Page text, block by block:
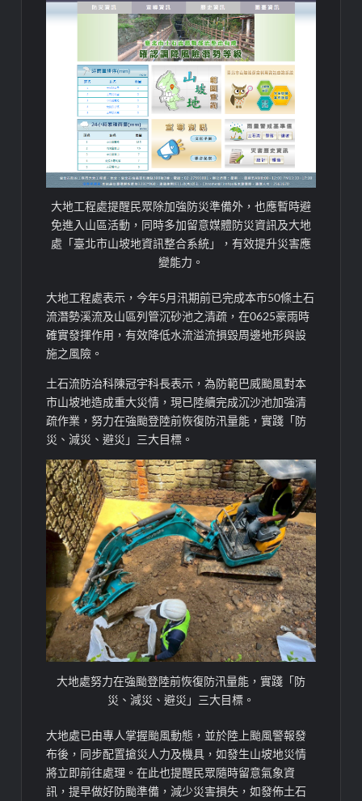
大地工程處提醒民眾除加強防災準備外，也應暫時避
免進入山區活動，同時多加留意媒體防災資訊及大地
處「臺北市山坡地資訊整合系統」，有效提升災害應
變能力。
大地工程處表示，今年5月汛期前已完成本市50條土石
流潛勢溪流及山區列管沉砂池之清疏，在0625豪雨時
確實發揮作用，有效降低水流溢流損毀周邊地形與設
施之風險。
土石流防治科陳冠宇科長表示，為防範巴威颱風對本
市山坡地造成重大災情，現已陸續完成沉沙池加強清
疏作業，努力在強颱登陸前恢復防汛量能，實踐「防
災、減災、避災」三大目標。
大地處努力在強颱登陸前恢復防汛量能，實踐「防
災、減災、避災」三大目標。
大地處已由專人掌握颱風動態，並於陸上颱風警報發
布後，同步配置搶災人力及機具，如發生山坡地災情
將立即前往處理。在此也提醒民眾隨時留意氣象資
訊，提早做好防颱準備，減少災害損失，如發佈土石